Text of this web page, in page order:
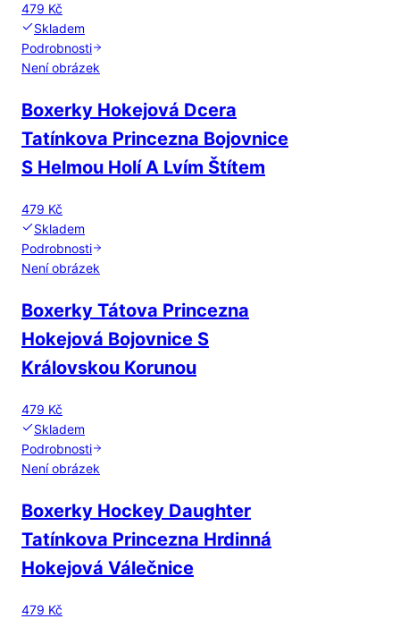
479 Kč
Skladem
Podrobnosti
Není obrázek
Boxerky Hokejová Dcera
Tatínkova Princezna Bojovnice
S Helmou Holí A Lvím Štítem
479 Kč
Skladem
Podrobnosti
Není obrázek
Boxerky Tátova Princezna
Hokejová Bojovnice S
Královskou Korunou
479 Kč
Skladem
Podrobnosti
Není obrázek
Boxerky Hockey Daughter
Tatínkova Princezna Hrdinná
Hokejová Válečnice
479 Kč